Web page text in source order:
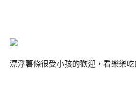
漂浮薯條很受小孩的歡迎，看樂樂吃